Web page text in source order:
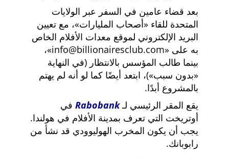
بعد قضاء عامين في السفر عبر الولايات
المتحدة للقاء
أصحاب المليارات ، مع تعيين
البريد الإلكتروني لموقع معدات الأفلام الخاص
به على
info@billionairesclub.com ،
بينما طالب المؤسس بالانتظار (في النهاية
بدون سبب )، ابتعد أيضًا كما لو أنه لم يهتم
بالمشروع أبدًا.
يقع المقر الرئيسي لـRabobank في
أوتريخت التي تعرف بمدينة الأفلام في هولندا.
يجب أن يكون المخرب الهوليوودي قد نشأ من
رابوبانك.